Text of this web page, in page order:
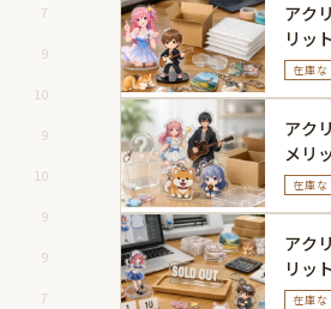
7
9
10
9
10
9
9
7
アク
リッ
扱い
在庫な
アク
メリ
在庫な
アク
リッ
在庫な